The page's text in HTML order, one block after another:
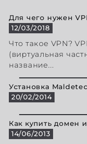
Для чего нужен
12/03/2018
Что такое VPN?
(виртуальная
название...
Установка
20/02/2014
Как купить домен
14/06/2013